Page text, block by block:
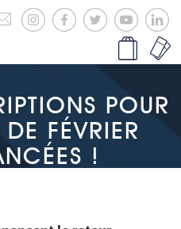
POUR
DE FÉVRIER
!